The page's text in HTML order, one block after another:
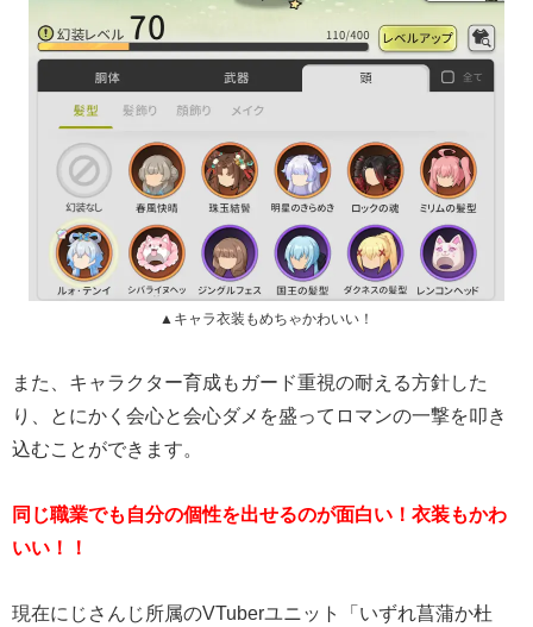
▲キャラ衣装もめちゃかわいい！
また、キャラクター育成もガード重視の耐える方針した
り、とにかく会心と会心ダメを盛ってロマンの一撃を叩き
込むことができます。
同じ職業でも自分の個性を出せるのが面白い！衣装もかわ
いい！！
現在にじさんじ所属のVTuberユニット「いずれ菖蒲か杜